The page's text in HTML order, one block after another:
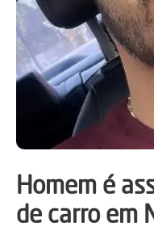
Homem é
de carro em